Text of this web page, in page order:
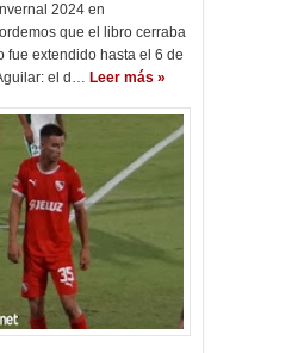
2024 en
que el libro cerraba
fue extendido hasta el 6 de
el d… Leer más »